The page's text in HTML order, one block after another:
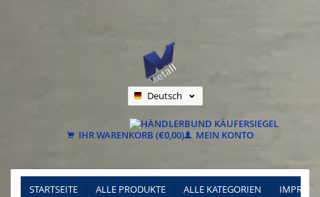
Deutsch
Français
IHR WARENKORB (€0,00) MEIN KONTO
STARTSEITE ALLE PRODUKTE ALLE KATEGORIEN